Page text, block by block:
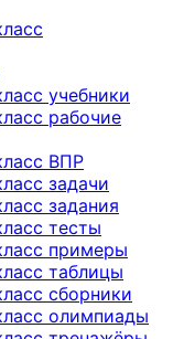
учебники
рабочие
ВПР
задачи
задания
тесты
примеры
таблицы
сборники
олимпиады